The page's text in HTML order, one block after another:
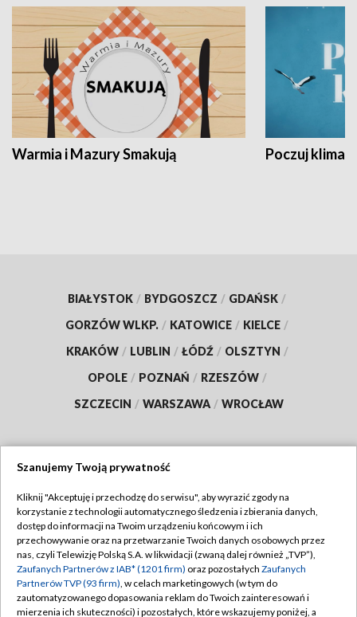
Warmia i Mazury Smakują Poczuj klimat
BIAŁYSTOK / BYDGOSZCZ / GDAŃSK /
GORZÓW WLKP. / KATOWICE / KIELCE /
KRAKÓW / LUBLIN / ŁÓDŹ / OLSZTYN /
OPOLE / POZNAŃ / RZESZÓW /
SZCZECIN / WARSZAWA / WROCŁAW
TVP
Abonament TVP
Emisja w TVP
Centrum informacji TVP
Regulamin TVP
Polityka prywatności
Moje zgody
Szanujemy Twoją prywatność
Kliknij "Akceptuję i przechodzę do serwisu", aby wyrazić zgody na
korzystanie z technologii automatycznego śledzenia i zbierania danych,
dostęp do informacji na Twoim urządzeniu końcowym i ich
przechowywanie oraz na przetwarzanie Twoich danych osobowych przez
nas, czyli Telewizję Polską S.A. w likwidacji (zwaną dalej również „TVP”),
Zaufanych Partnerów z IAB* (1201 firm) oraz pozostałych Zaufanych
Partnerów TVP (93 firm), w celach marketingowych (w tym do
zautomatyzowanego dopasowania reklam do Twoich zainteresowań i
mierzenia ich skuteczności) i pozostałych, które wskazujemy poniżej, a